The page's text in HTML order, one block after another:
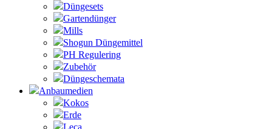
Düngesets
Gartendünger
Mills
Shogun Düngemittel
PH Regulering
Zubehör
Düngeschemata
Anbaumedien
Kokos
Erde
Leca